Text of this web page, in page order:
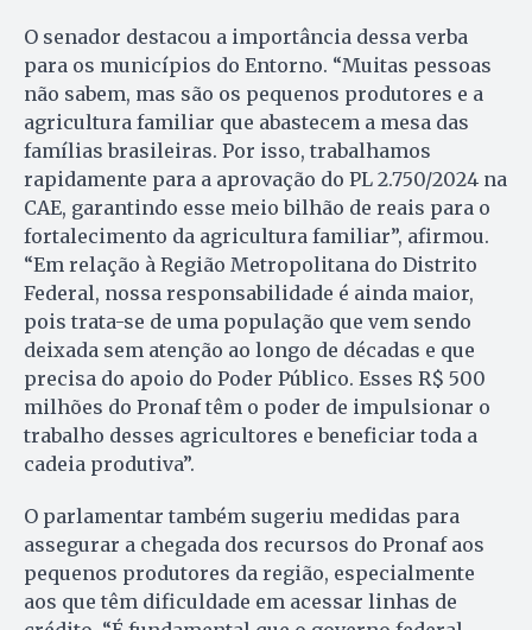
O senador destacou a importância dessa verba
para os municípios do Entorno. “Muitas pessoas
não sabem, mas são os pequenos produtores e a
agricultura familiar que abastecem a mesa das
famílias brasileiras. Por isso, trabalhamos
rapidamente para a aprovação do PL 2.750/2024 na
CAE, garantindo esse meio bilhão de reais para o
fortalecimento da agricultura familiar”, afirmou.
“Em relação à Região Metropolitana do Distrito
Federal, nossa responsabilidade é ainda maior,
pois trata-se de uma população que vem sendo
deixada sem atenção ao longo de décadas e que
precisa do apoio do Poder Público. Esses R$ 500
milhões do Pronaf têm o poder de impulsionar o
trabalho desses agricultores e beneficiar toda a
cadeia produtiva”.
O parlamentar também sugeriu medidas para
assegurar a chegada dos recursos do Pronaf aos
pequenos produtores da região, especialmente
aos que têm dificuldade em acessar linhas de